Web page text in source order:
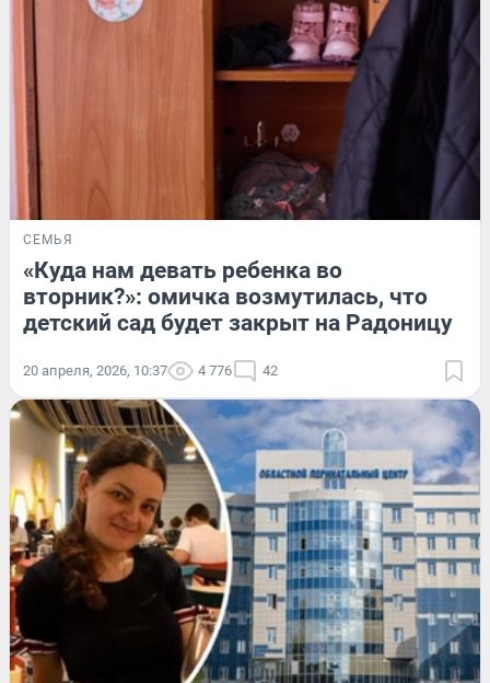
СЕМЬЯ
«Куда нам девать ребенка во
вторник?»: омичка возмутилась, что
детский сад будет закрыт на Радоницу
20 апреля, 2026, 10:37 4 776 42